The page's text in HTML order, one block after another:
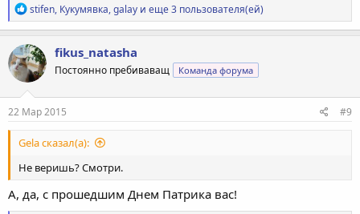
Р
е
а
к
ц
и
и
:
stifen, Кукумявка,galay и еще 3 пользователя(ей)
fikus_natasha
Постоянно пребиваващ Команда форума
22 Мар 2015 #9
Gela сказал(а):
Не веришь? Смотри.
А, да, с прошедшим Днем Патрика вас!